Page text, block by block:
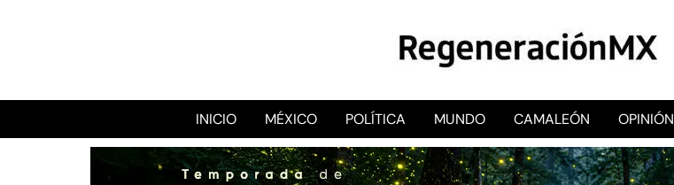
RegeneraciónMX
Sitio de noticias libre e independiente
INICIO MÉXICO POLÍTICA MUNDO CAMALEÓN OPINIÓN